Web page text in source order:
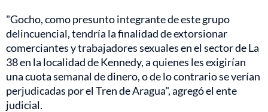
"Gocho, como presunto integrante de este grupo
delincuencial, tendría la finalidad de extorsionar
comerciantes y trabajadores sexuales en el sector de La
38 en la localidad de Kennedy, a quienes les exigirían
una cuota semanal de dinero, o de lo contrario se verían
perjudicadas por el Tren de Aragua", agregó el ente
judicial.